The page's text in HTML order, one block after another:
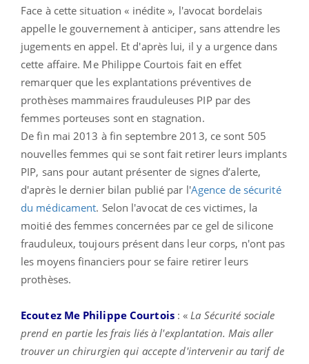
Face à cette situation « inédite », l'avocat bordelais
appelle le gouvernement à anticiper, sans attendre les
jugements en appel. Et d'après lui, il y a urgence dans
cette affaire. Me Philippe Courtois fait en effet
remarquer que les explantations préventives de
prothèses mammaires frauduleuses PIP par des
femmes porteuses sont en stagnation.
De fin mai 2013 à fin septembre 2013, ce sont 505
nouvelles femmes qui se sont fait retirer leurs implants
PIP, sans pour autant présenter de signes d’alerte,
d'après le dernier bilan publié par l'Agence de sécurité
du médicament. Selon l'avocat de ces victimes, la
moitié des femmes concernées par ce gel de silicone
frauduleux, toujours présent dans leur corps, n'ont pas
les moyens financiers pour se faire retirer leurs
prothèses.
Ecoutez Me Philippe Courtois: « La Sécurité sociale
prend en partie les frais liés à l'explantation. Mais aller
trouver un chirurgien qui accepte d'intervenir au tarif de